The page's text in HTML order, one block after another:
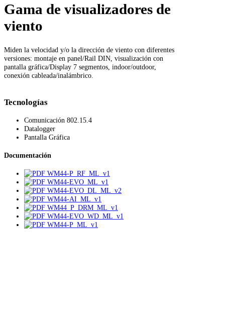
Gama de visualizadores de
viento
Miden la velocidad y/o la dirección de viento con diferentes
versiones: montaje en panel/Rail DIN, visualización con
pantalla gráfica/Display 7 segmentos, indoor/outdoor,
conexión cableada/inalámbrico.
Tecnologías
Comunicación 802.15.4
Datalogger
Pantalla Gráfica
Documentación
WM44-P_RF_ML_v1
WM44-EVO_ML_v1
WM44-EVO_DL_ML_v2
WM44-AI_ML_v1
WM44_P_DRM_ML_v1
WM44-EVO_WD_ML_v1
WM44-P_ML_v1